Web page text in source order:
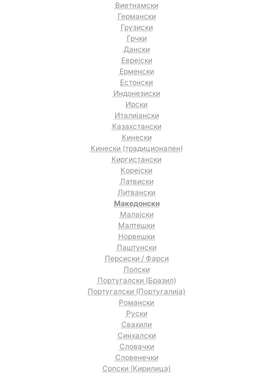
Виетнамски
Германски
Грузиски
Грчки
Дански
Еврејски
Ерменски
Естонски
Индонезиски
Ирски
Италијански
Казахстански
Кинески
Кинески (традиционален)
Киргистански
Корејски
Латвиски
Литвански
Македонски
Малајски
Малтешки
Норвешки
Паштунски
Персиски / Фарси
Полски
Португалски (Бразил)
Португалски (Португалија)
Романски
Руски
Свахили
Синхалски
Словачки
Словенечки
Српски (Кирилица)